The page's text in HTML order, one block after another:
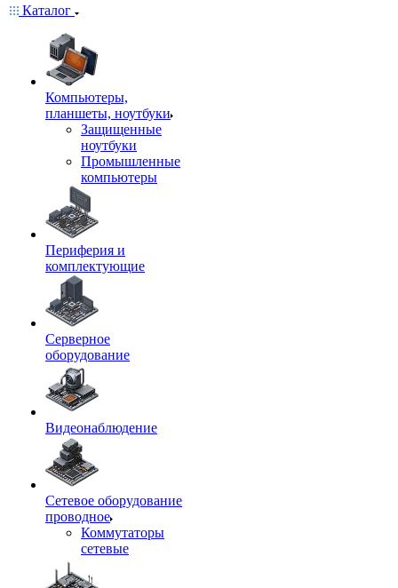
Каталог
Компьютеры,
планшеты, ноутбуки
Защищенные
ноутбуки
Промышленные
компьютеры
Периферия и
комплектующие
Серверное
оборудование
Видеонаблюдение
Сетевое оборудование
проводное
Коммутаторы
сетевые